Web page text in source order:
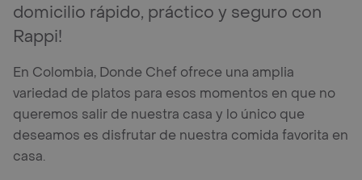
domicilio rápido, práctico y seguro con
Rappi!
En Colombia, Donde Chef ofrece una amplia
variedad de platos para esos momentos en que no
queremos salir de nuestra casa y lo único que
deseamos es disfrutar de nuestra comida favorita en
casa.